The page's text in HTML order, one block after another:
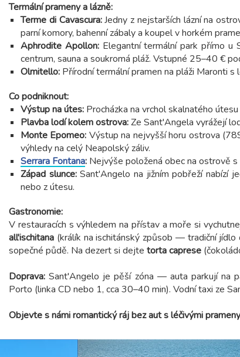
Termální prameny a lázně:
Terme di Cavascura:Jedny z nejstarších lázní na
parní komory, bahenní zábaly a koupel v horkém
Aphrodite Apollon:Elegantní termální park přímo u
centrum, sauna a soukromá pláž. Vstupné 25–40 €
Olmitello: Přírodní termální pramen na pláži Maronti
Co podniknout:
Výstup na útes: Procházka na vrchol skalnatého
Plavba lodí kolem ostrova:Ze Sant'Angela vyrážejí
Monte Epomeo: Výstup na nejvyšší horu ostrova
výhledy na celý Neapolský záliv.
Serrara Fontana: Nejvýše položená obec na ostrově
Západ slunce:Sant'Angelo na jižním pobřeží nabízí
nebo z útesu.
Gastronomie:
V restauracích s výhledem na přístav a moře si
all'ischitana (králík na ischitánský způsob — tradiční jídlo
sopečné půdě. Na dezert si dejte torta caprese
Doprava: Sant'Angelo je pěší zóna — auta parkují na
Porto (linka CD nebo 1, cca 30–40 min). Vodní taxi ze
Objevte s námi romantický ráj bez aut s léčivými